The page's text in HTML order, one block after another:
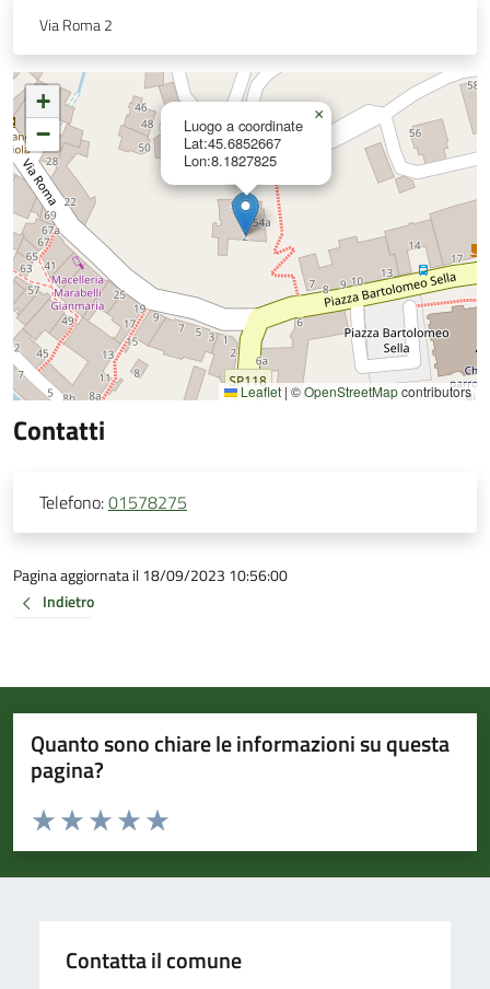
Via Roma 2
Luogo a coordinate
Lat:45.6852667
Lon:8.1827825
×
+
−
Leaflet | ©OpenStreetMapcontributors
Contatti
Telefono:01578275
Pagina aggiornata il 18/09/2023 10:56:00
Indietro
Quanto sono chiare le informazioni su questa
pagina?
Valuta da 1 a 5 stelle la pagina
Valuta 5 stelle su 5
Valuta 4 stelle su 5
Valuta 3 stelle su 5
Valuta 2 stelle su 5
Valuta 1 stelle su 5
Contatta il comune